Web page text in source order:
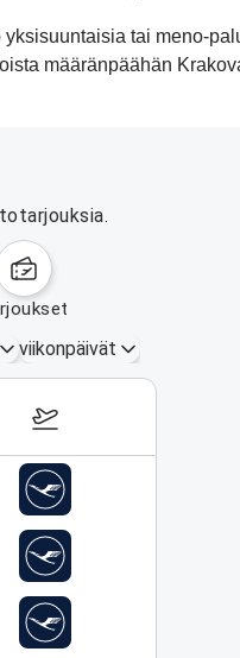
tai meno-
määränpäähän
viikonpäivät
17.–23. elokuuta